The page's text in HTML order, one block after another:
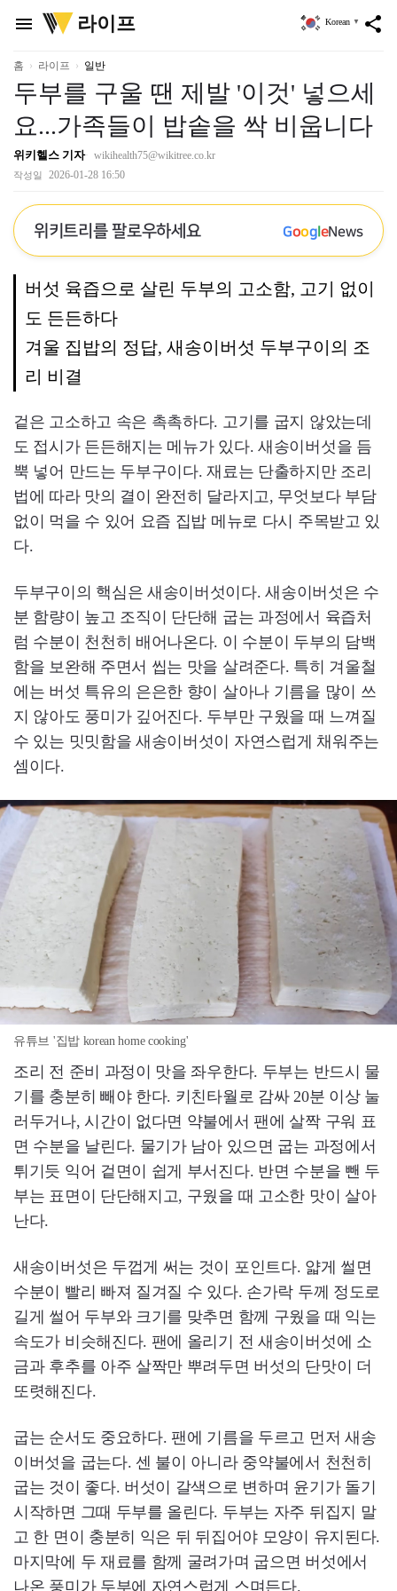
menu
위
키
리
라이프 share
Korean ▼
홈 라이프 일반
두부를 구울 땐 제발 '이것' 넣으세
요...가족들이 밥솥을 싹 비웁니다
위키헬스 기자 wikihealth75@wikitree.co.kr
작성일 2026-01-28 16:50
위키트리를 팔로우하세요 GoogleNews
버섯 육즙으로 살린 두부의 고소함, 고기 없이
도 든든하다
겨울 집밥의 정답, 새송이버섯 두부구이의 조
리 비결
겉은 고소하고 속은 촉촉하다. 고기를 굽지 않았는데
도 접시가 든든해지는 메뉴가 있다. 새송이버섯을 듬
뿍 넣어 만드는 두부구이다. 재료는 단출하지만 조리
법에 따라 맛의 결이 완전히 달라지고, 무엇보다 부담
없이 먹을 수 있어 요즘 집밥 메뉴로 다시 주목받고 있
다.
두부구이의 핵심은 새송이버섯이다. 새송이버섯은 수
분 함량이 높고 조직이 단단해 굽는 과정에서 육즙처
럼 수분이 천천히 배어나온다. 이 수분이 두부의 담백
함을 보완해 주면서 씹는 맛을 살려준다. 특히 겨울철
에는 버섯 특유의 은은한 향이 살아나 기름을 많이 쓰
지 않아도 풍미가 깊어진다. 두부만 구웠을 때 느껴질
수 있는 밋밋함을 새송이버섯이 자연스럽게 채워주는
셈이다.
유튜브 '집밥 korean home cooking'
조리 전 준비 과정이 맛을 좌우한다. 두부는 반드시 물
기를 충분히 빼야 한다. 키친타월로 감싸 20분 이상 눌
러두거나, 시간이 없다면 약불에서 팬에 살짝 구워 표
면 수분을 날린다. 물기가 남아 있으면 굽는 과정에서
튀기듯 익어 겉면이 쉽게 부서진다. 반면 수분을 뺀 두
부는 표면이 단단해지고, 구웠을 때 고소한 맛이 살아
난다.
새송이버섯은 두껍게 써는 것이 포인트다. 얇게 썰면
수분이 빨리 빠져 질겨질 수 있다. 손가락 두께 정도로
길게 썰어 두부와 크기를 맞추면 함께 구웠을 때 익는
속도가 비슷해진다. 팬에 올리기 전 새송이버섯에 소
금과 후추를 아주 살짝만 뿌려두면 버섯의 단맛이 더
또렷해진다.
굽는 순서도 중요하다. 팬에 기름을 두르고 먼저 새송
이버섯을 굽는다. 센 불이 아니라 중약불에서 천천히
굽는 것이 좋다. 버섯이 갈색으로 변하며 윤기가 돌기
시작하면 그때 두부를 올린다. 두부는 자주 뒤집지 말
고 한 면이 충분히 익은 뒤 뒤집어야 모양이 유지된다.
마지막에 두 재료를 함께 굴려가며 굽으면 버섯에서
나온 풍미가 두부에 자연스럽게 스며든다.